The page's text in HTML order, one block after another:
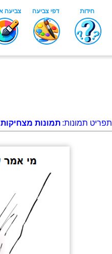
תפריט תמונות: תמונות מצחיקות